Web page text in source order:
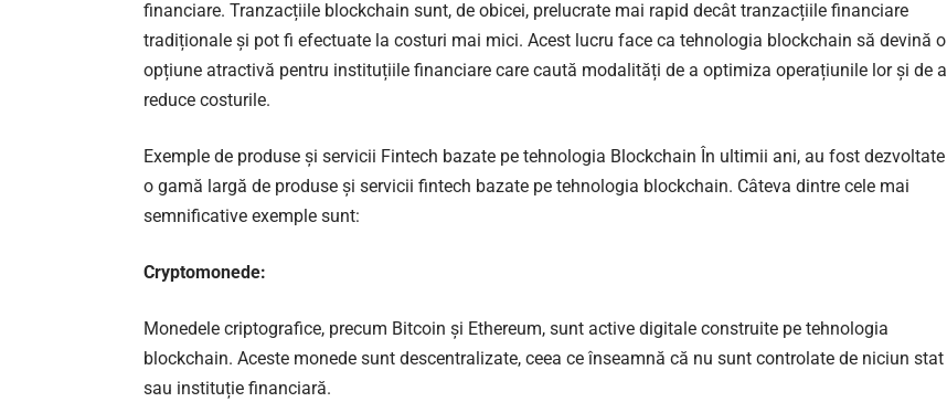
financiare. Tranzacțiile blockchain sunt, de obicei, prelucrate mai rapid decât tranzacțiile financiare
tradiționale și pot fi efectuate la costuri mai mici. Acest lucru face ca tehnologia blockchain să devină o
opțiune atractivă pentru instituțiile financiare care caută modalități de a optimiza operațiunile lor și de a
reduce costurile.
Exemple de produse și servicii Fintech bazate pe tehnologia Blockchain În ultimii ani, au fost dezvoltate
o gamă largă de produse și servicii fintech bazate pe tehnologia blockchain. Câteva dintre cele mai
semnificative exemple sunt:
Cryptomonede:
Monedele criptografice, precum Bitcoin și Ethereum, sunt active digitale construite pe tehnologia
blockchain. Aceste monede sunt descentralizate, ceea ce înseamnă că nu sunt controlate de niciun stat
sau instituție financiară.